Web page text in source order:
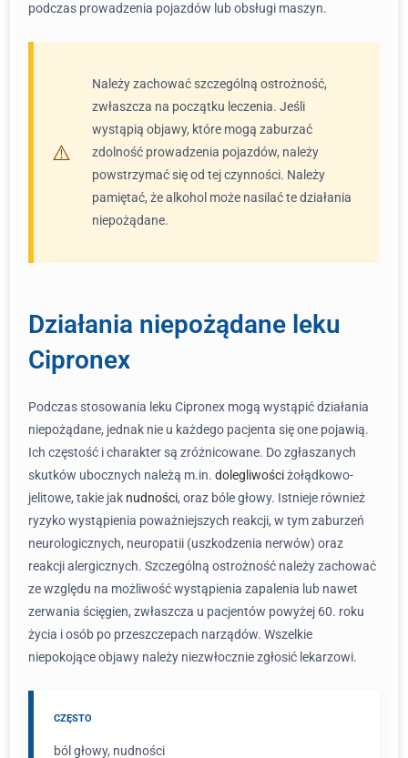
podczas prowadzenia pojazdów lub obsługi maszyn.
Należy zachować szczególną ostrożność,
zwłaszcza na początku leczenia. Jeśli
wystąpią objawy, które mogą zaburzać
zdolność prowadzenia pojazdów, należy
powstrzymać się od tej czynności. Należy
pamiętać, że alkohol może nasilać te działania
niepożądane.
Działania niepożądane leku
Cipronex
Podczas stosowania leku Cipronex mogą wystąpić działania
niepożądane, jednak nie u każdego pacjenta się one pojawią.
Ich częstość i charakter są zróżnicowane. Do zgłaszanych
skutków ubocznych należą m.in. dolegliwościżołądkowo-
jelitowe, takie jak nudności, oraz bóle głowy. Istnieje również
ryzyko wystąpienia poważniejszych reakcji, w tym zaburzeń
neurologicznych, neuropatii (uszkodzenia nerwów) oraz
reakcji alergicznych. Szczególną ostrożność należy zachować
ze względu na możliwość wystąpienia zapalenia lub nawet
zerwania ścięgien, zwłaszcza u pacjentów powyżej 60. roku
życia i osób po przeszczepach narządów. Wszelkie
niepokojące objawy należy niezwłocznie zgłosić lekarzowi.
CZĘSTO
ból głowy, nudności